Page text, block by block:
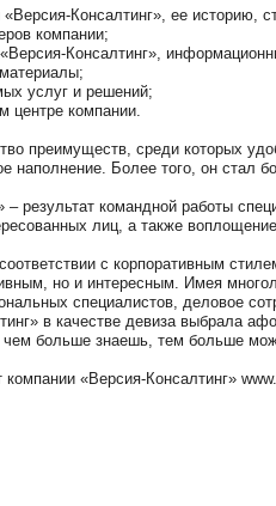
Консалтинг», ее историю,
компании;
Консалтинг»,
услуг и решений;
центре компании.
преимуществ, среди которых
наполнение. Более того, он стал
– результат командной работы
лиц, а также
с корпоративным
но и интересным. Имея
специалистов, деловое
в качестве девиза выбрала
чем больше знаешь, тем больше
компании «Версия-Консалтинг»